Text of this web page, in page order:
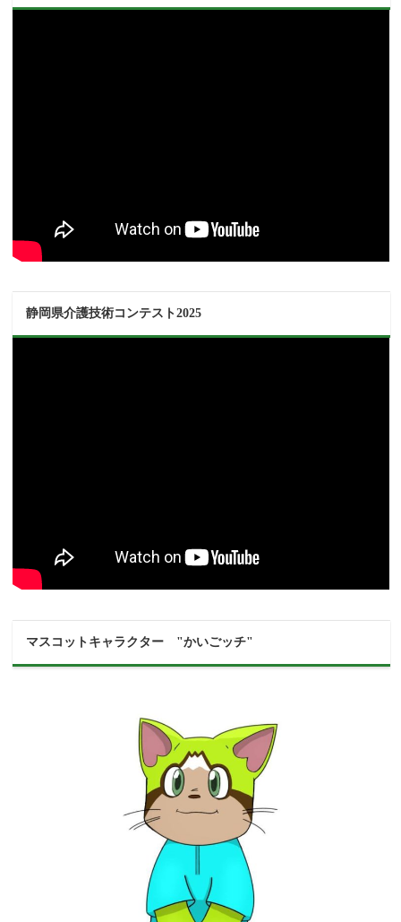
静岡県介護技術コンテスト2025
マスコットキャラクター "かいごッチ"